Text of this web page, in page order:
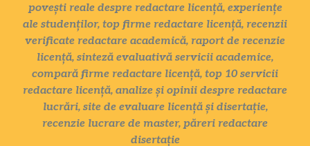
povești reale despre redactare licență, experiențe
ale studenților, top firme redactare licență, recenzii
verificate redactare academică, raport de recenzie
licență, sinteză evaluativă servicii academice,
compară firme redactare licență, top 10 servicii
redactare licență, analize și opinii despre redactare
lucrări, site de evaluare licență și disertație,
recenzie lucrare de master, păreri redactare
disertație